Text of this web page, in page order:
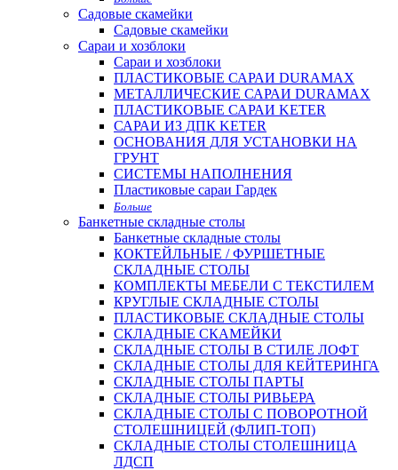
Садовые скамейки
Садовые скамейки
Сараи и хозблоки
Сараи и хозблоки
ПЛАСТИКОВЫЕ САРАИ DURAMAX
МЕТАЛЛИЧЕСКИЕ САРАИ DURAMAX
ПЛАСТИКОВЫЕ САРАИ KETER
САРАИ ИЗ ДПК KETER
ОСНОВАНИЯ ДЛЯ УСТАНОВКИ НА
ГРУНТ
СИСТЕМЫ НАПОЛНЕНИЯ
Пластиковые сараи Гардек
Больше
Банкетные складные столы
Банкетные складные столы
КОКТЕЙЛЬНЫЕ / ФУРШЕТНЫЕ
СКЛАДНЫЕ СТОЛЫ
КОМПЛЕКТЫ МЕБЕЛИ С ТЕКСТИЛЕМ
КРУГЛЫЕ СКЛАДНЫЕ СТОЛЫ
ПЛАСТИКОВЫЕ СКЛАДНЫЕ СТОЛЫ
СКЛАДНЫЕ СКАМЕЙКИ
СКЛАДНЫЕ СТОЛЫ В СТИЛЕ ЛОФТ
СКЛАДНЫЕ СТОЛЫ ДЛЯ КЕЙТЕРИНГА
СКЛАДНЫЕ СТОЛЫ ПАРТЫ
СКЛАДНЫЕ СТОЛЫ РИВЬЕРА
СКЛАДНЫЕ СТОЛЫ С ПОВОРОТНОЙ
СТОЛЕШНИЦЕЙ (ФЛИП-ТОП)
СКЛАДНЫЕ СТОЛЫ СТОЛЕШНИЦА
ЛДСП